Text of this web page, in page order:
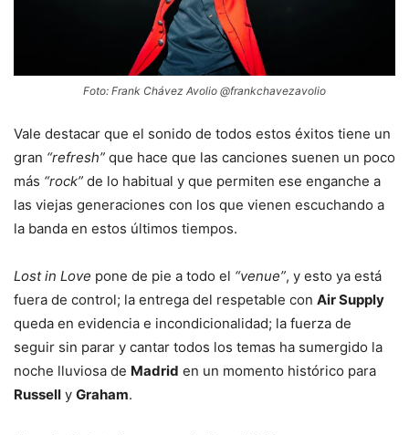
Foto: Frank Chávez Avolio @frankchavezavolio
Vale destacar que el sonido de todos estos éxitos tiene un
gran “refresh” que hace que las canciones suenen un poco
más “rock” de lo habitual y que permiten ese enganche a
las viejas generaciones con los que vienen escuchando a
la banda en estos últimos tiempos.
Lost in Love pone de pie a todo el “venue”, y esto ya está
fuera de control; la entrega del respetable con Air Supply
queda en evidencia e incondicionalidad; la fuerza de
seguir sin parar y cantar todos los temas ha sumergido la
noche lluviosa de Madrid en un momento histórico para
Russell y Graham.